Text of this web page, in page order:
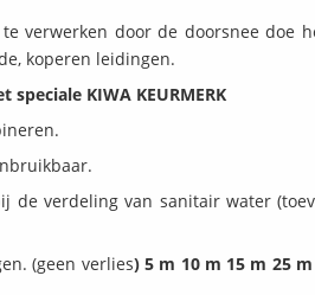
verwerken door de doorsnee doe
koperen leidingen.
KIWA KEURMERK
de verdeling van sanitair water
(geen verlies) 5 m 10 m 15 m 25